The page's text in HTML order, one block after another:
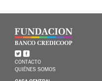
CONTACTO
QUIÉNES SOMOS